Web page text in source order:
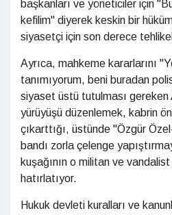
başkanları ve yöneticiler için
kefilim" diyerek keskin bir
siyasetçi için son derece
Ayrıca, mahkeme kararlarını
tanımıyorum, beni buradan
siyaset üstü tutulması
yürüyüşü düzenlemek, kabrin
çıkarttığı, üstünde "Özgür
bandı zorla çelenge
kuşağının o militan ve
hatırlatıyor.
Hukuk devleti kuralları ve